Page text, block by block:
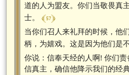
道的人为盟友。你们当敬畏真
士。 ﴾ 57 ﴿
当你们召人来礼拜的时候，他
柄，为嬉戏。这是因为他们是
你说：信奉天经的人啊! 你们
信真主，确信他降示我们的经